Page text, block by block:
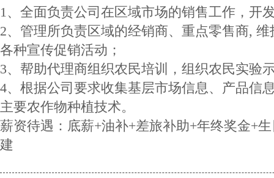
1、全面负责公司在区域市场的销售工作，开
2、管理所负责区域的经销商、重点零售商,
各种宣传促销活动；
3、帮助代理商组织农民培训，组织农民实验
4、根据公司要求收集基层市场信息、产品信
主要农作物种植技术。
薪资待遇：底薪+油补+差旅补助+年终奖金+
建